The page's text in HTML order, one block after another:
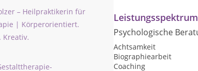
– Heilpraktikerin für
| Körperorientiert.
Kreativ.
Psychologische
Achtsamkeit
Biographiearbeit
Coaching